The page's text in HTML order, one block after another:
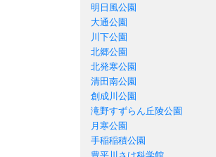
明日風公園
大通公園
川下公園
北郷公園
北発寒公園
清田南公園
創成川公園
滝野すずらん丘陵公園
月寒公園
手稲稲積公園